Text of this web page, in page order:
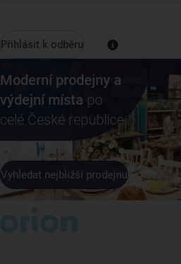
Přihlásit k odběru
Moderní prodejny a
výdejní místa po
celé České republice
Vyhledat nejbližší prodejnu